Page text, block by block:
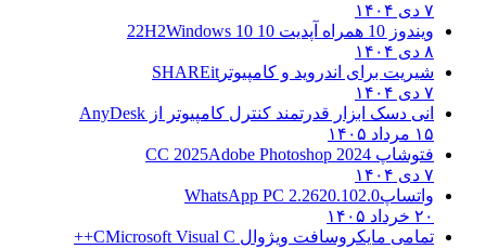
ویندوز 10 همراه آپدیت 10 22H2
Windows 10
شیریت برای اندروید و کامپیوترSHAREit
انی دسک ابزار قدرتمند کنترل کامپیوتر ازAnyDesk
فتوشاپ CC 2025Adobe Photoshop 2024
واتساپWhatsApp PC 2.2620.102.0
تمامی مایکروسافت ویژوال C Microsoft Visual C++